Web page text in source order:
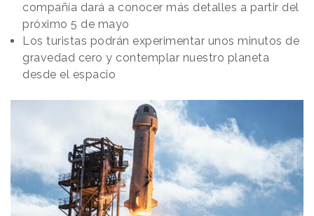
compañía dará a conocer más detalles a partir del
próximo 5 de mayo
Los turistas podrán experimentar unos minutos de
gravedad cero y contemplar nuestro planeta
desde el espacio